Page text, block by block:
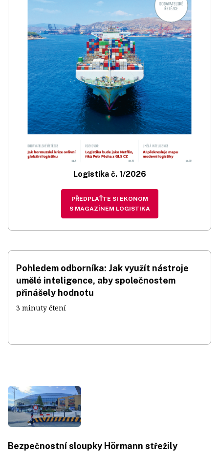
Logistika č. 1/2026
PŘEDPLAŤTE SI EKONOM
S MAGAZÍNEM LOGISTIKA
Pohledem odborníka: Jak využít nástroje
umělé inteligence, aby společnostem
přinášely hodnotu
3 minuty čtení
Bezpečnostní sloupky Hörmann střežily